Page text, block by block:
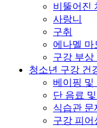
비뚤어진
사랑니
구취
에나멜 마
구강 부상
청소년 구강 건
베이핑 및
단 음료
식습관 문
구강 피어